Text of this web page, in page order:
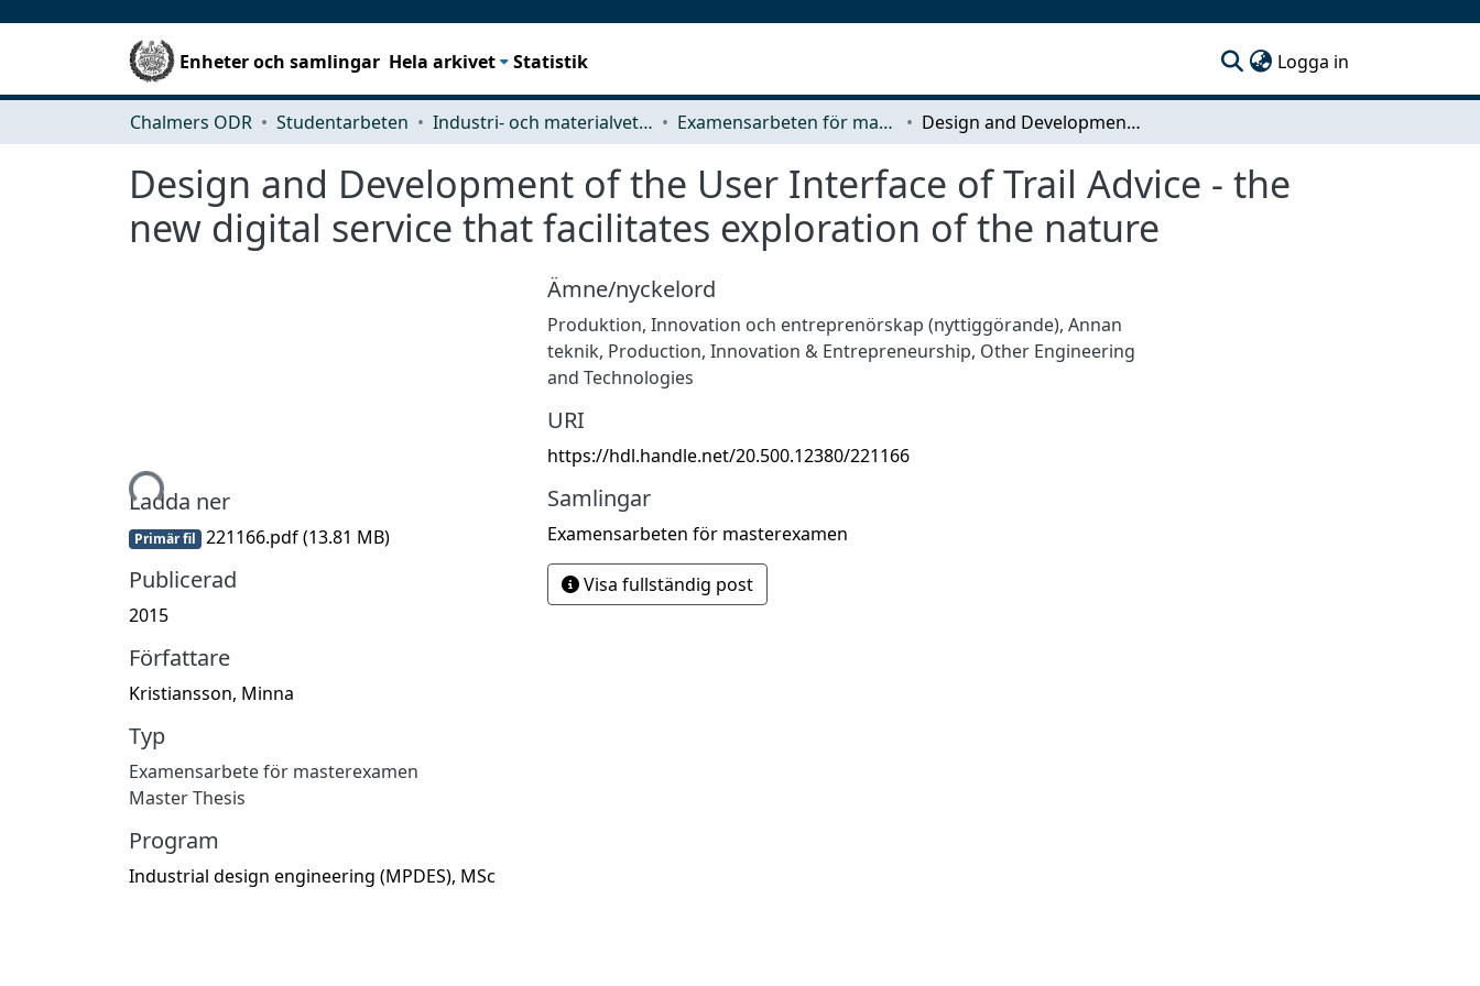
Enheter och samlingar Hela arkivet Statistik Logga in
Chalmers ODR Studentarbeten Industri- och materialvetenskap (IMS) Examensarbeten för masterexamen Design and Development of the User Interface of Trail Advice - the new digital service that facilitates exploration of the nature
Design and Development of the User Interface of Trail Advice - the
new digital service that facilitates exploration of the nature
Hämtar...Ladda ner
Primär fil 221166.pdf(13.81 MB)
Publicerad
2015
Författare
Kristiansson, Minna
Typ
Examensarbete för masterexamen
Master Thesis
Program
Industrial design engineering (MPDES), MSc
Ämne/nyckelord
Produktion, Innovation och entreprenörskap (nyttiggörande), Annan
teknik, Production, Innovation & Entrepreneurship, Other Engineering
and Technologies
URI
https://hdl.handle.net/20.500.12380/221166
Samlingar
Examensarbeten för masterexamen
Visa fullständig post